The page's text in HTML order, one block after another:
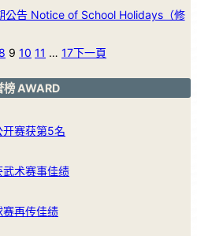
公告 Notice of School Holidays（修
8 9 10 11 … 17下一頁
榜 AWARD
赛获第5名
术赛事佳绩
再传佳绩